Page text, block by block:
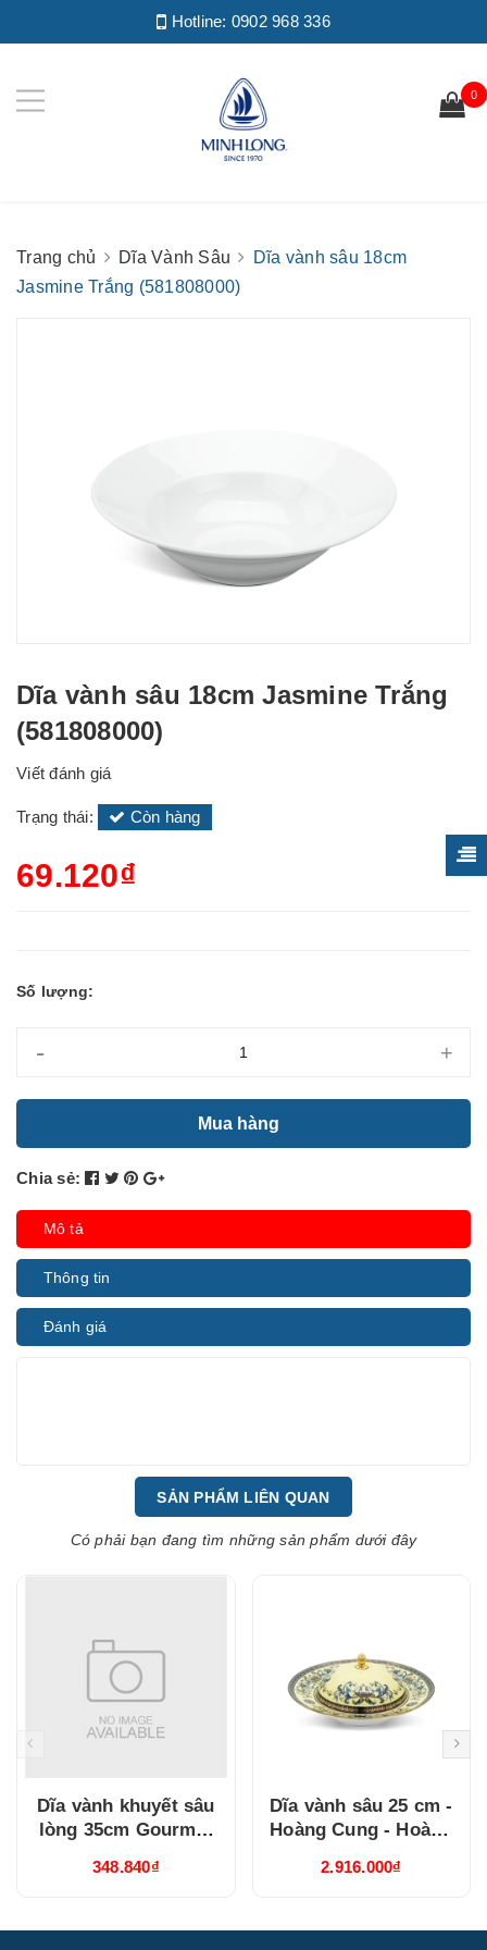
Hotline: 0902 968 336
0
Trang chủ Dĩa Vành Sâu
Dĩa vành sâu 18cm
Jasmine Trắng (581808000)
Dĩa vành sâu 18cm Jasmine Trắng
(581808000)
Viết đánh giá
Trạng thái: Còn hàng
69.120₫
Số lượng:
- +
Mua hàng
Chia sẻ:
Mô tả
Thông tin
Đánh giá
SẢN PHẨM LIÊN QUAN
Có phải bạn đang tìm những sản phẩm dưới đây
Dĩa vành khuyết sâu
lòng 35cm Gourmet
(313549000)
348.840₫
Dĩa vành sâu 25 cm -
Hoàng Cung - Hoàng
2.916.000₫